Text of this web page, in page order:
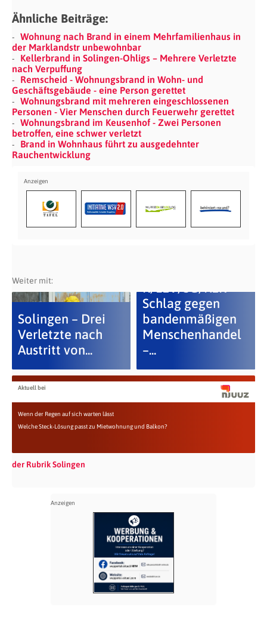
Ähnliche Beiträge:
Wohnung nach Brand in einem Mehrfamilienhaus in
der Marklandstr unbewohnbar
Kellerbrand in Solingen-Ohligs – Mehrere Verletzte
nach Verpuffung
Remscheid - Wohnungsbrand in Wohn- und
Geschäftsgebäude - eine Person gerettet
Wohnungsbrand mit mehreren eingeschlossenen
Personen - Vier Menschen durch Feuerwehr gerettet
Wohnungsbrand im Keusenhof - Zwei Personen
betroffen, eine schwer verletzt
Brand in Wohnhaus führt zu ausgedehnter
Rauchentwicklung
Weiter mit:
Solingen – Drei
Verletzte nach
Austritt von...
K/LEV/SG/REK
Schlag gegen
bandenmäßigen
Menschenhandel
–...
Aktuell bei
Wenn der Regen auf sich warten lässt
Welche Steck-Lösung passt zu Mietwohnung und Balkon?
der Rubrik Solingen